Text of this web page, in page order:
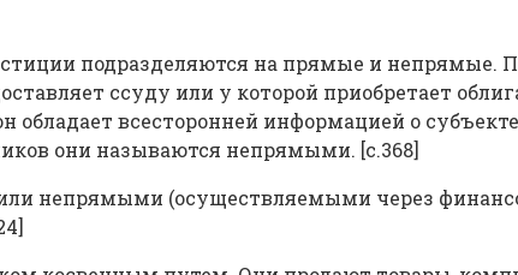
подразделяются на прямые и непрямые.
ссуду или у которой приобретает
обладает всесторонней информацией о
они называются непрямыми. [c.368]
непрямыми (осуществляемыми через